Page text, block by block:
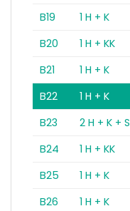
B19
1 H + K
B20
1 H + KK
B21
1 H + K
B22
1 H + K
B23
2 H + K + S
B24
1 H + KK
B25
1 H + K
B26
1 H + K